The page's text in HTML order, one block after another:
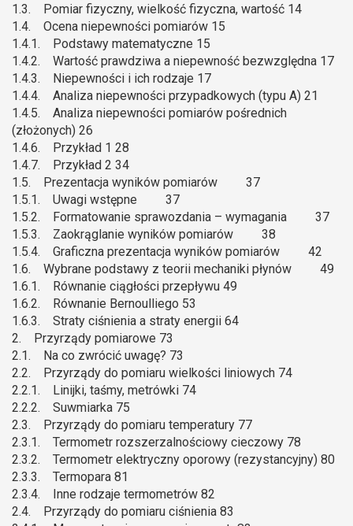
1.3. Pomiar fizyczny, wielkość fizyczna, wartość 14
1.4. Ocena niepewności pomiarów 15
1.4.1. Podstawy matematyczne 15
1.4.2. Wartość prawdziwa a niepewność bezwzględna 17
1.4.3. Niepewności i ich rodzaje 17
1.4.4. Analiza niepewności przypadkowych (typu A) 21
1.4.5. Analiza niepewności pomiarów pośrednich
(złożonych) 26
1.4.6. Przykład 1 28
1.4.7. Przykład 2 34
1.5. Prezentacja wyników pomiarów 37
1.5.1. Uwagi wstępne 37
1.5.2. Formatowanie sprawozdania – wymagania 37
1.5.3. Zaokrąglanie wyników pomiarów 38
1.5.4. Graficzna prezentacja wyników pomiarów 42
1.6. Wybrane podstawy z teorii mechaniki płynów 49
1.6.1. Równanie ciągłości przepływu 49
1.6.2. Równanie Bernoulliego 53
1.6.3. Straty ciśnienia a straty energii 64
2. Przyrządy pomiarowe 73
2.1. Na co zwrócić uwagę? 73
2.2. Przyrządy do pomiaru wielkości liniowych 74
2.2.1. Linijki, taśmy, metrówki 74
2.2.2. Suwmiarka 75
2.3. Przyrządy do pomiaru temperatury 77
2.3.1. Termometr rozszerzalnościowy cieczowy 78
2.3.2. Termometr elektryczny oporowy (rezystancyjny) 80
2.3.3. Termopara 81
2.3.4. Inne rodzaje termometrów 82
2.4. Przyrządy do pomiaru ciśnienia 83